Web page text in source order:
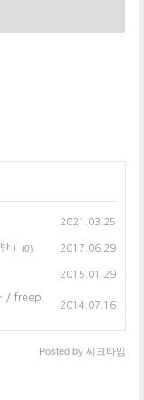
2021.03.25
) (0) 2017.06.29
2015.01.29
/ freep
2014.07.16
Posted by 씨크타임